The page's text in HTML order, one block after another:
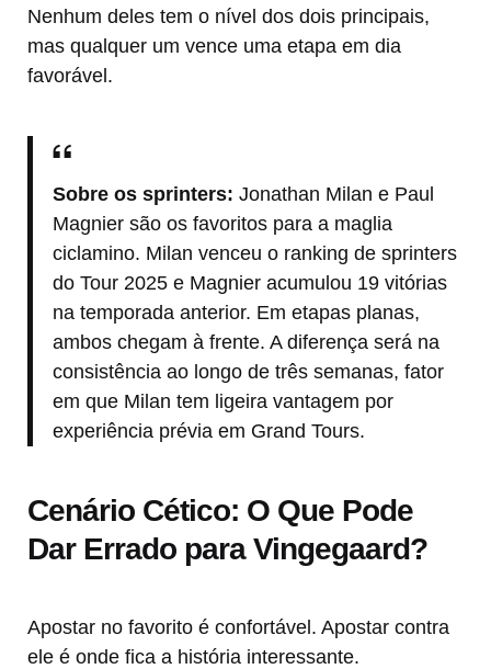
Nenhum deles tem o nível dos dois principais,
mas qualquer um vence uma etapa em dia
favorável.
Sobre os sprinters: Jonathan Milan e Paul
Magnier são os favoritos para a maglia
ciclamino. Milan venceu o ranking de sprinters
do Tour 2025 e Magnier acumulou 19 vitórias
na temporada anterior. Em etapas planas,
ambos chegam à frente. A diferença será na
consistência ao longo de três semanas, fator
em que Milan tem ligeira vantagem por
experiência prévia em Grand Tours.
Cenário Cético: O Que Pode
Dar Errado para Vingegaard?
Apostar no favorito é confortável. Apostar contra
ele é onde fica a história interessante.